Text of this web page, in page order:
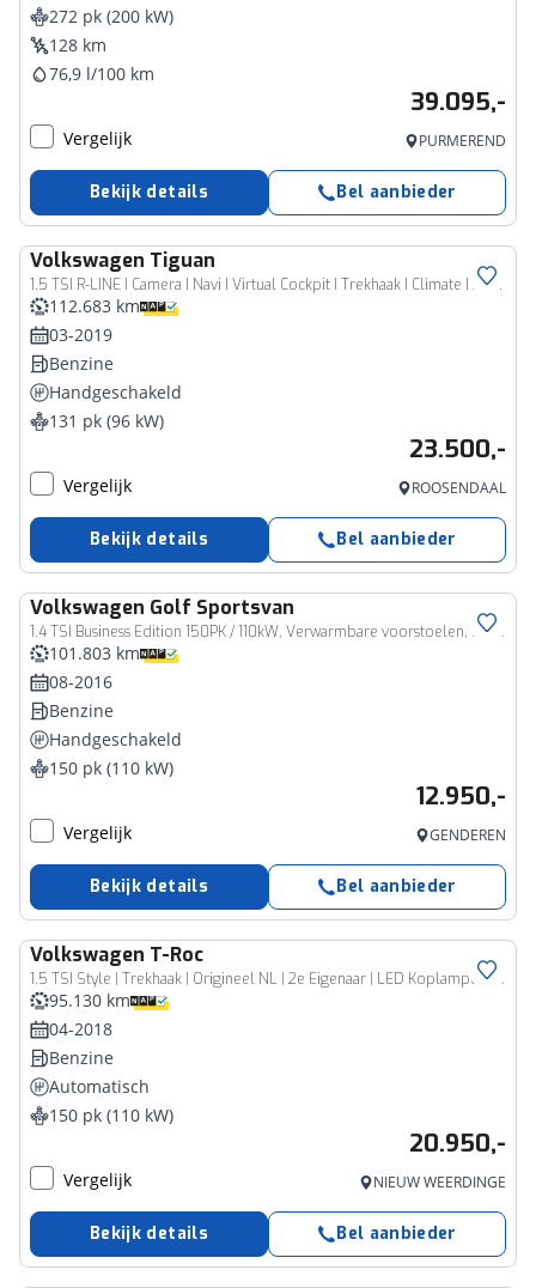
272 pk (200 kW)
128 km
76,9 l/100 km
39.095,-
Vergelijk PURMEREND
Bekijk details Bel aanbieder
Volkswagen Tiguan
1.5 TSI R-LINE I Camera I Navi I Virtual Cockpit I Trekhaak I Climate I Adaptieve Cruise I LED
112.683 km
03-2019
Benzine
Handgeschakeld
131 pk (96 kW)
23.500,-
Vergelijk ROOSENDAAL
Bekijk details Bel aanbieder
Volkswagen Golf Sportsvan
1.4 TSI Business Edition 150PK / 110kW, Verwarmbare voorstoelen, ErgoActive bestuurdersstoel met massagefunctie, navigatie, Xenon verlichting, trekhaak, parkeersensoren voor en achter (PDC), multifunctioneel lederen stuurwiel, cruise control, elektrisch verstel-, verwarm- en inklapbare buitenspiegels, bluetooth telefoonvoorbereiding, 2-zone climatronic, reservewiel etc.
101.803 km
08-2016
Benzine
Handgeschakeld
150 pk (110 kW)
12.950,-
Vergelijk GENDEREN
Bekijk details Bel aanbieder
Volkswagen T-Roc
1.5 TSI Style | Trekhaak | Origineel NL | 2e Eigenaar | LED Koplampen | Keyless Entry | Adaptieve Cruise Control | Virtual Cockpit | Climate Control | Privacy Glas | Metallic Lak | DAB+ Radio | Regensensor |
95.130 km
04-2018
Benzine
Automatisch
150 pk (110 kW)
20.950,-
Vergelijk NIEUW WEERDINGE
Bekijk details Bel aanbieder